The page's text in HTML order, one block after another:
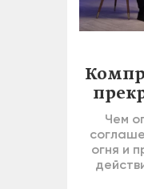
Чем
огня и